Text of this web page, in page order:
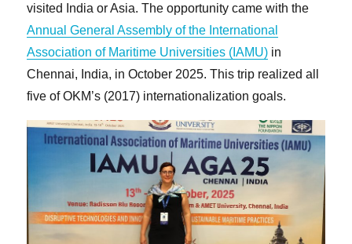
visited India or Asia. The opportunity came with the
Annual General Assembly of the International
Association of Maritime Universities (IAMU) in
Chennai, India, in October 2025. This trip realized all
five of OKM’s (2017) internationalization goals.